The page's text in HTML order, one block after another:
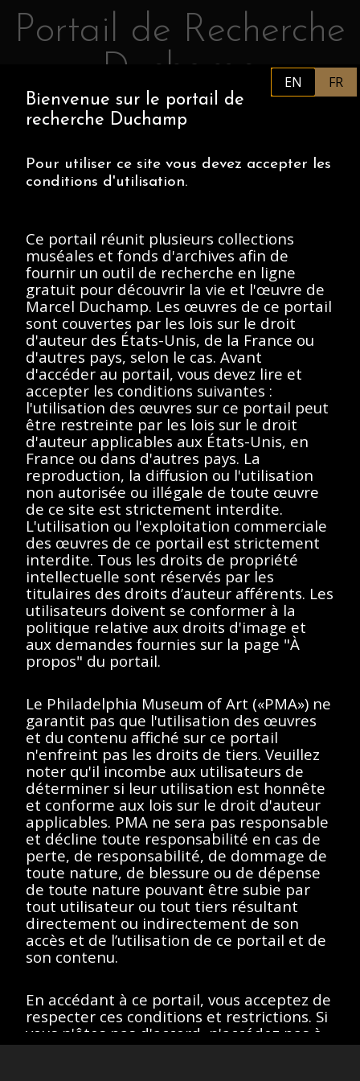
Retourner au contenu principal
Portail de Recherche
Duchamp
PHILADELPHIA MUSEUM OF
ART
Archives Marcel
Duchamp, 1912-
Present
Contenus Description
< Toutes les séries
Marcel Duchamp et Alexina Duchamp
Afficher éléments <<<
Aucun résultat
trouvé.
Veuillez essayer de
supprimer les filtres ou
essayez un autre terme
de recherche.
Afficher éléments << < >>>
Toutes les œuvres de ce site sont protégées par les lois sur
le droit d'auteur des États-Unis, de la France ou d'autres
pays, selon le cas, ou peuvent comporter certaines
restrictions quant à leur utilisation respective. L’ensemble des
conformer à la politique relative aux droits d'image et aux
demandes fournies sur la page "À propos" du portail.
Site version : 1.0
EN FR
Bienvenue sur le portail de
recherche Duchamp
Pour utiliser ce site vous devez accepter les
conditions d'utilisation.
Ce portail réunit plusieurs collections
muséales et fonds d'archives afin de
fournir un outil de recherche en ligne
gratuit pour découvrir la vie et l'œuvre de
Marcel Duchamp. Les œuvres de ce portail
sont couvertes par les lois sur le droit
d'auteur des États-Unis, de la France ou
d'autres pays, selon le cas. Avant
d'accéder au portail, vous devez lire et
accepter les conditions suivantes :
l'utilisation des œuvres sur ce portail peut
être restreinte par les lois sur le droit
d'auteur applicables aux États-Unis, en
France ou dans d'autres pays. La
reproduction, la diffusion ou l'utilisation
non autorisée ou illégale de toute œuvre
de ce site est strictement interdite.
L'utilisation ou l'exploitation commerciale
des œuvres de ce portail est strictement
interdite. Tous les droits de propriété
intellectuelle sont réservés par les
titulaires des droits d’auteur afférents. Les
utilisateurs doivent se conformer à la
politique relative aux droits d'image et
aux demandes fournies sur la page "À
propos" du portail.
Le Philadelphia Museum of Art («PMA») ne
garantit pas que l'utilisation des œuvres
et du contenu affiché sur ce portail
n'enfreint pas les droits de tiers. Veuillez
noter qu'il incombe aux utilisateurs de
déterminer si leur utilisation est honnête
et conforme aux lois sur le droit d'auteur
applicables. PMA ne sera pas responsable
et décline toute responsabilité en cas de
perte, de responsabilité, de dommage de
toute nature, de blessure ou de dépense
de toute nature pouvant être subie par
tout utilisateur ou tout tiers résultant
directement ou indirectement de son
accès et de l’utilisation de ce portail et de
son contenu.
En accédant à ce portail, vous acceptez de
respecter ces conditions et restrictions. Si
vous n'êtes pas d'accord, n'accédez pas à
ce portail.